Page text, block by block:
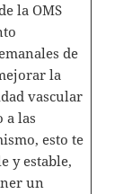
la OMS
de
la
vascular
a las
esto te
y estable,
un